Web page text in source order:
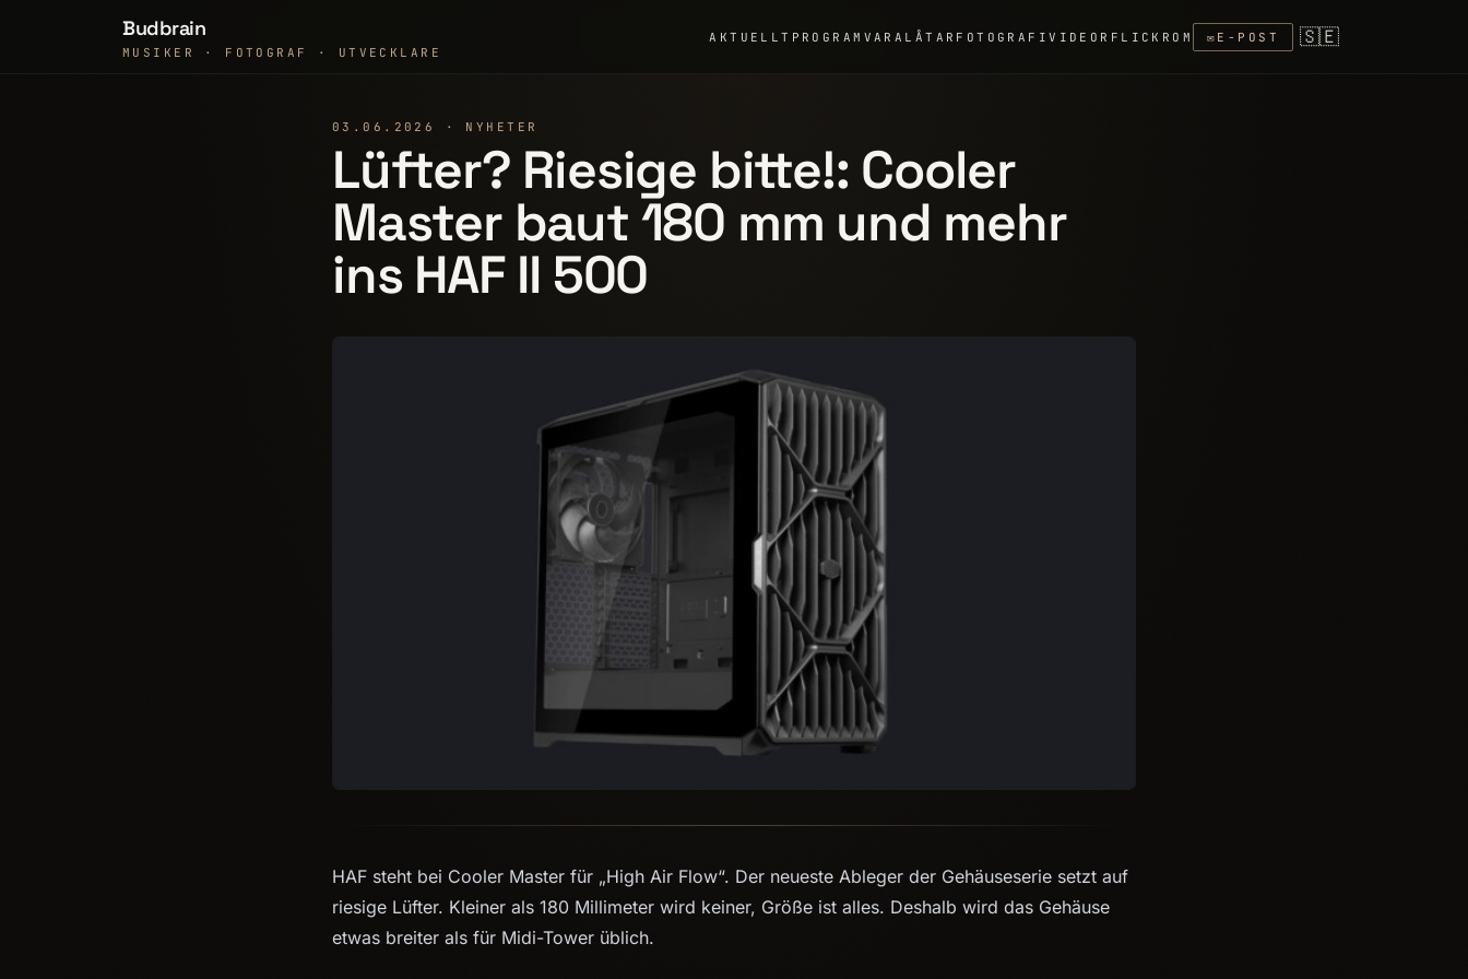
Budbrain
MUSIKER · FOTOGRAF · UTVECKLARE
AKTUELLT PROGRAMVARA LÅTAR FOTOGRAFIVIDEOR FLICKR OM ✉ E-POST 🇸🇪
03.06.2026 · NYHETER
Lüfter? Riesige bitte!: Cooler
Master baut 180 mm und mehr
ins HAF II 500
HAF steht bei Cooler Master für „High Air Flow“. Der neueste Ableger der Gehäuseserie setzt auf
riesige Lüfter. Kleiner als 180 Millimeter wird keiner, Größe ist alles. Deshalb wird das Gehäuse
etwas breiter als für Midi-Tower üblich.